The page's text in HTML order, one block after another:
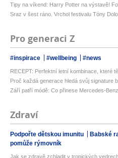
Tipy na víkend: Harry Potter na výstavě!
Sraz v šest ráno. Vrchol festivalu Tóny
Pro generaci Z
#inspirace #wellbeing #news
RECEPT: Perfektní letní kombinace, které
Proč každá generace hledá svůj signature
Září patří módě: Co přinese Mercedes-
Zdraví
Podpořte dětskou imunitu Babské
pomůže rýmovník
Jak se zdravě zchladit v tropických